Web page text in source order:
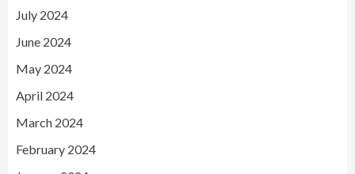
July 2024
June 2024
May 2024
April 2024
March 2024
February 2024